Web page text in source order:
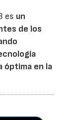
es un
de los
óptima en la